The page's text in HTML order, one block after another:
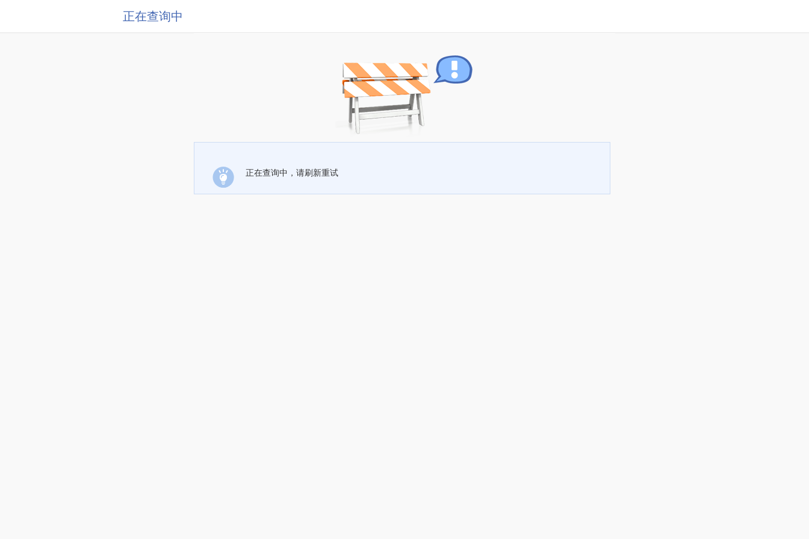
正在查询中
正在查询中，请刷新重试